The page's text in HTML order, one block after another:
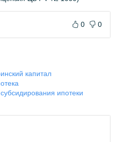
0 0
капитал
ипотеки